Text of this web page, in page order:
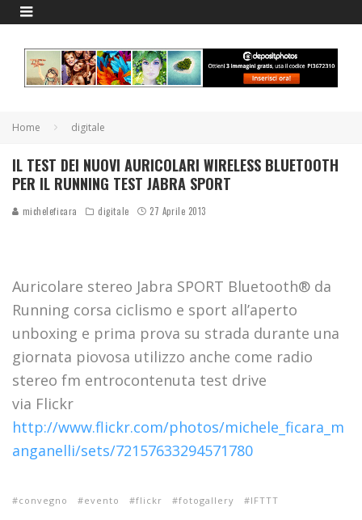
Home digitale
IL TEST DEI NUOVI AURICOLARI WIRELESS BLUETOOTH
PER IL RUNNING TEST JABRA SPORT
micheleficara digitale 27 Aprile 2013
Auricolare stereo Jabra SPORT Bluetooth® da
Running corsa ciclismo e sport all’aperto
unboxing e prima prova su strada durante una
giornata piovosa utilizzo anche come radio
stereo fm entrocontenuta test drive
via Flickr
http://www.flickr.com/photos/michele_ficara_m
anganelli/sets/72157633294571780
convegno evento flickr fotogallery IFTTT